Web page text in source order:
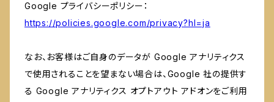
Google プライバシーポリシー：
https://policies.google.com/privacy?hl=ja
なお、お客様はご自身のデータが Google アナリティクス
で使用されることを望まない場合は、Google 社の提供す
る Google アナリティクス オプトアウト アドオンをご利用